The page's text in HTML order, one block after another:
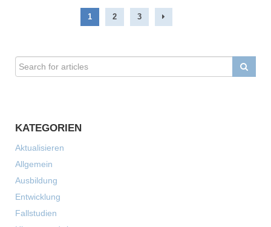
1 2 3
KATEGORIEN
Aktualisieren
Allgemein
Ausbildung
Entwicklung
Fallstudien